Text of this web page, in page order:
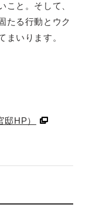
こと。そして、
たる行動とウク
まいります。
HP）